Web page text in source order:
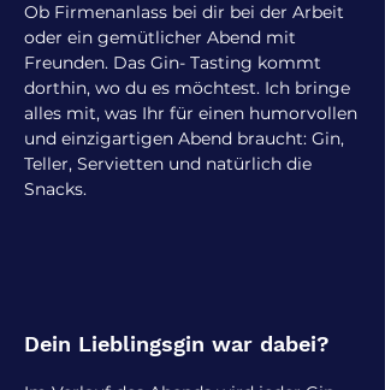
Ob Firmenanlass bei dir bei der Arbeit
oder ein gemütlicher Abend mit
Freunden. Das Gin- Tasting kommt
dorthin, wo du es möchtest. Ich bringe
alles mit, was Ihr für einen humorvollen
und einzigartigen Abend braucht: Gin,
Teller, Servietten und natürlich die
Snacks.
Dein Lieblingsgin war dabei?